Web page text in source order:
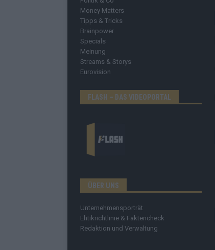
Money Matters
Tipps & Tricks
Brainpower
Specials
Meinung
Streams & Storys
Eurovision
FLASH – DAS VIDEOPORTAL
ÜBER UNS
Unternehmensporträt
Ehtikrichtlinie & Faktencheck
Redaktion und Verwaltung